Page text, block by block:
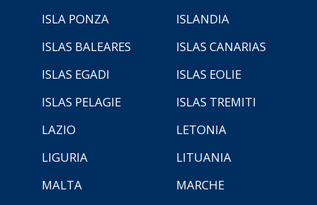
ISLA PONZA
ISLANDIA
ISLAS BALEARES
ISLAS CANARIAS
ISLAS EGADI
ISLAS EOLIE
ISLAS PELAGIE
ISLAS TREMITI
LAZIO
LETONIA
LIGURIA
LITUANIA
MALTA
MARCHE